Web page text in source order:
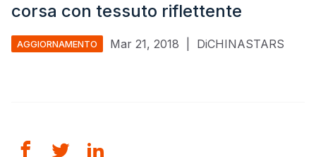
Lavaggio industriale Trim
corsa con tessuto riflettente
AGGIORNAMENTO Mar 21, 2018 DiCHINASTARS